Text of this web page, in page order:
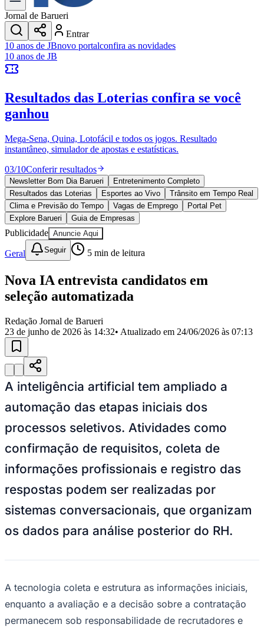
Dia a Dia & Lazer
Transportes
Gastronomia
Cinema & Shows
JogosNovo
Anuncie no Portal
Cadastrar Empresa
Divulgar Vagas
Política
Esportes
Saúde
Segurança
Cultura
Meio Ambiente
Obras
Educação
Bairros de Barueri
Selecione sua regiãoPara notícias da sua região
JubranBelvalBethavilleBoa
VistaCalifórnia CarapicuíbaCentroChácaras MarcoCidades da
Região
Militar
Califórnia Jardim dos Altos
Esperança Jardim Graziela
JulioJardim LíbanoJardim Maria CristinaJardim Maria Helena
MutingaJardim ParaísoJardim PaulistaJardim ReginaliceJardim São
LuísJardim São PedroJardim São SilvestreJardim Silveira
TupãJardim TupanciMutingaNova AldeinhaOsascoParque dos
CamargosParque ImperialParque Santa LuziaParque VianaPirapora
do Bom Jesus Recanto Phrynéa
Santana de
ParnaíbaSilveiraTamboré Vale do SolVila BarrosVila Boa Vista
Vila Engenho Novo Vila MárciaVila Nossa Sra. da
EscadaVila PortoVotupoca
Para Sua Empresa
Anuncie no Portal
Guia de Empresas
Publicidade Legal
Turismo
Hospitais Estaduais
Parques & Represas
Cidades da Região
Santana de ParnaíbaOsascoCarapicuíbaJandira ItapeviCotiaPirapora
Jornal de Barueri
Entrar
10 anos de JBnovo portalconfira as novidades
10 anos de JB
Resultados das Loterias confira se você
ganhou
Mega-Sena, Quina, Lotofácil e todos os jogos. Resultado
instantâneo, simulador de apostas e estatísticas.
03/10Conferir resultados
Newsletter Bom Dia Barueri
Entretenimento Completo
Resultados das Loterias
Esportes ao Vivo
Trânsito em Tempo Real
Clima e Previsão do Tempo
Vagas de Emprego
Portal Pet
Explore Barueri
Guia de Empresas
Publicidade Anuncie Aqui
Geral Seguir 5 min de leitura
Nova IA entrevista candidatos em
seleção automatizada
Redação Jornal de Barueri
23 de junho de 2026 às 14:32• Atualizado em 24/06/2026 às 07:13
A inteligência artificial tem ampliado a
automação das etapas iniciais dos
processos seletivos. Atividades como
confirmação de requisitos, coleta de
informações profissionais e registro das
respostas podem ser realizadas por
sistemas conversacionais, que organizam
os dados para análise posterior do RH.
A tecnologia coleta e estrutura as informações iniciais,
enquanto a avaliação e a decisão sobre a contratação
permanecem sob responsabilidade de recrutadores e